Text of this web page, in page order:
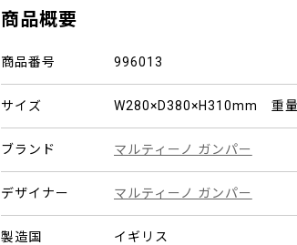
商品概要
商品番号 996013
サイズ W280×D380×H310mm 重
ブランド マルティーノ ガンパー
デザイナー マルティーノ ガンパー
製造国 イギリス